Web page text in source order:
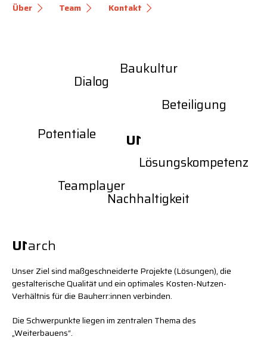
Über Team Kontakt
U1
Potentiale
Dialog
Baukultur
Beteiligung
Lösungskompetenz
Nachhaltigkeit
Teamplayer
U1arch
Unser Ziel sind maßgeschneiderte Projekte (Lösungen), die
gestalterische Qualität und ein optimales Kosten-Nutzen-
Verhältnis für die Bauherr:innen verbinden.
Die Schwerpunkte liegen im zentralen Thema des
„Weiterbauens“.